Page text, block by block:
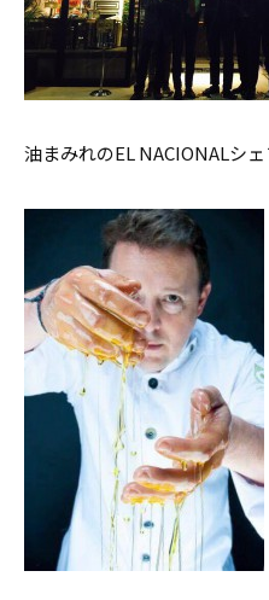
油まみれのEL NACIONALシ